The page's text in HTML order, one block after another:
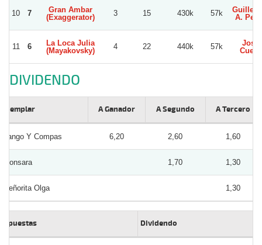
10 7
Gran Ambar
(Exaggerator)
3 15 430k 57k
A.
11 6
La Loca Julia
(Mayakovsky)
4 22 440k 57k
Jose
Cueto
DIVIDENDO
Ejemplar A Ganador A Segundo A Tercero
Tango Y Compas 6,20 2,60 1,60
Gonsara 1,70 1,30
Señorita Olga 1,30
Apuestas Dividendo